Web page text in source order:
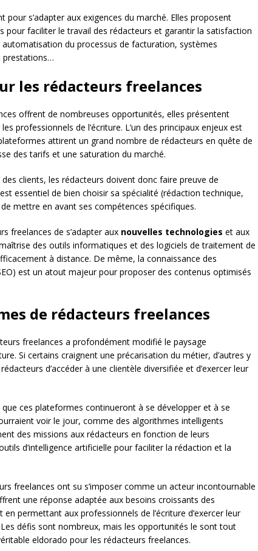
s’adapter aux exigences du marché. Elles proposent
pour faciliter le travail des rédacteurs et garantir la satisfaction
du processus de facturation, systèmes
prestations…
les rédacteurs freelances
offrent de nombreuses opportunités, elles présentent
professionnels de l’écriture. L’un des principaux enjeux est
attirent un grand nombre de rédacteurs en quête de
des tarifs et une saturation du marché.
clients, les rédacteurs doivent donc faire preuve de
essentiel de bien choisir sa spécialité (rédaction technique,
mettre en avant ses compétences spécifiques.
freelances de s’adapter aux nouvelles technologies et aux
des outils informatiques et des logiciels de traitement de
à distance. De même, la connaissance des
est un atout majeur pour proposer des contenus optimisés
de rédacteurs freelances
freelances a profondément modifié le paysage
Si certains craignent une précarisation du métier, d’autres y
d’accéder à une clientèle diversifiée et d’exercer leur
ces plateformes continueront à se développer et à se
voir le jour, comme des algorithmes intelligents
des missions aux rédacteurs en fonction de leurs
d’intelligence artificielle pour faciliter la rédaction et la
freelances ont su s’imposer comme un acteur incontournable
une réponse adaptée aux besoins croissants des
permettant aux professionnels de l’écriture d’exercer leur
défis sont nombreux, mais les opportunités le sont tout
eldorado pour les rédacteurs freelances.